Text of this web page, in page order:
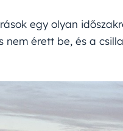
egy olyan
nem érett be, és a